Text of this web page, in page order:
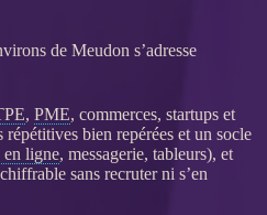
de Meudon s’adresse
, PME, commerces, startups et
bien repérées et un socle
en ligne, messagerie, tableurs), et
sans recruter ni s’en